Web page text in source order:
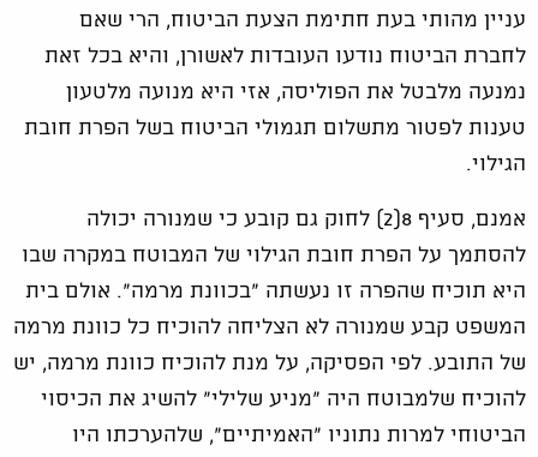
עניין מהותי בעת חתימת הצעת הביטוח, הרי שאם
לחברת הביטוח נודעו העובדות לאשורן, והיא בכל זאת
נמנעה מלבטל את הפוליסה, אזי היא מנועה מלטעון
טענות לפטור מתשלום תגמולי הביטוח בשל הפרת חובת
הגילוי.
אמנם, סעיף 8(2) לחוק גם קובע כי שמנורה יכולה
להסתמך על הפרת חובת הגילוי של המבוטח במקרה שבו
היא תוכיח שהפרה זו נעשתה "בכוונת מרמה". אולם בית
המשפט קבע שמנורה לא הצליחה להוכיח כל כוונת מרמה
של התובע. לפי הפסיקה, על מנת להוכיח כוונת מרמה, יש
להוכיח שלמבוטח היה "מניע שלילי" להשיג את הכיסוי
הביטוחי למרות נתוניו "האמיתיים", שלהערכתו היו